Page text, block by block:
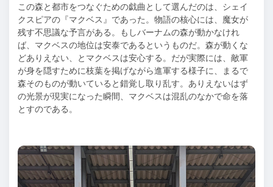
この森と都市をつなぐための戯曲として選んだのは、シェイ
クスピアの『マクベス』であった。物語の核心には、魔女が
残す不思議な予言がある。もしバーナムの森が動かなけれ
ば、マクベスの地位は安泰であるというものだ。森が動くな
どありえない、とマクベスは安心する。だが実際には、敵軍
が身を隠すために枝葉を掲げながら進軍する様子に、まるで
森そのものが動いていると錯覚し取り乱す。ありえないはず
の光景が現実になった瞬間、マクベスは混乱のなかで命を落
とすのである。